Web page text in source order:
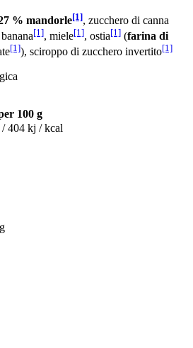
% mandorle[1], zucchero di canna
[1], miele[1], ostia[1] (farina di
[1]), sciroppo di zucchero invertito[1]
100 g
/ 404 kj / kcal